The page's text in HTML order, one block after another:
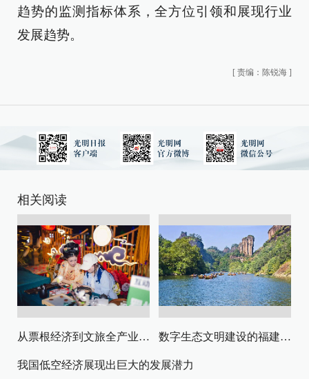
趋势的监测指标体系，全方位引领和展现行业
发展趋势。
[ 责编：陈锐海 ]
相关阅读
从票根经济到文旅全产业链升级 数字生态文明建设的福建路径与启示
我国低空经济展现出巨大的发展潜力